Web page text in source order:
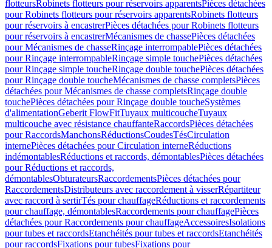
flotteursRobinets flotteurs pour réservoirs apparentsPièces détachées
pour Robinets flotteurs pour réservoirs apparentsRobinets flotteurs
pour réservoirs à encastrerPièces détachées pour Robinets flotteurs
pour réservoirs à encastrerMécanismes de chassePièces détachées
pour Mécanismes de chasseRinçage interrompablePièces détachées
pour Rinçage interrompableRinçage simple touchePièces détachées
pour Rinçage simple toucheRinçage double touchePièces détachées
pour Rinçage double toucheMécanismes de chasse completsPièces
détachées pour Mécanismes de chasse completsRinçage double
touchePièces détachées pour Rinçage double toucheSystèmes
d'alimentationGeberit FlowFitTuyaux multicoucheTuyaux
multicouche avec résistance chauffanteRaccordsPièces détachées
pour RaccordsManchonsRéductionsCoudesTésCirculation
internePièces détachées pour Circulation interneRéductions
indémontablesRéductions et raccords, démontablesPièces détachées
pour Réductions et raccords,
démontablesObturateursRaccordementsPièces détachées pour
RaccordementsDistributeurs avec raccordement à visserRépartiteur
avec raccord à sertirTés pour chauffageRéductions et raccordements
pour chauffage, démontablesRaccordements pour chauffagePièces
détachées pour Raccordements pour chauffageAccessoiresIsolations
pour tubes et raccordsEtanchéités pour tubes et raccordsEtanchéités
pour raccordsFixations pour tubesFixations pour